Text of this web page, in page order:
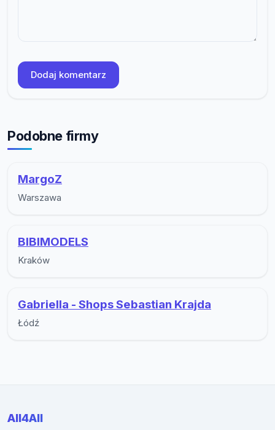
Dodaj komentarz
Podobne firmy
MargoZ
Warszawa
BIBIMODELS
Kraków
Gabriella - Shops Sebastian Krajda
Łódź
All4All